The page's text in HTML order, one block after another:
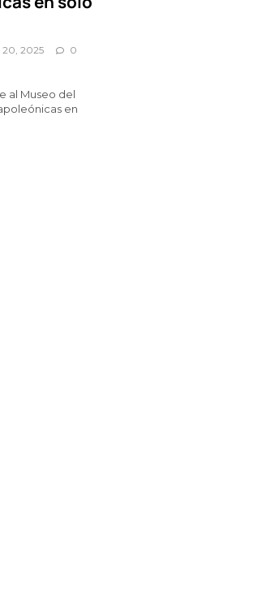
2025
0
al Museo del
en